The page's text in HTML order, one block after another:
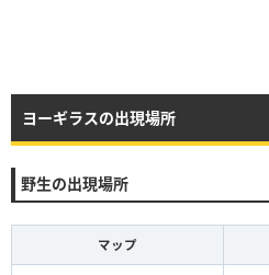
ヨーギラスの出現場所
野生の出現場所
マップ